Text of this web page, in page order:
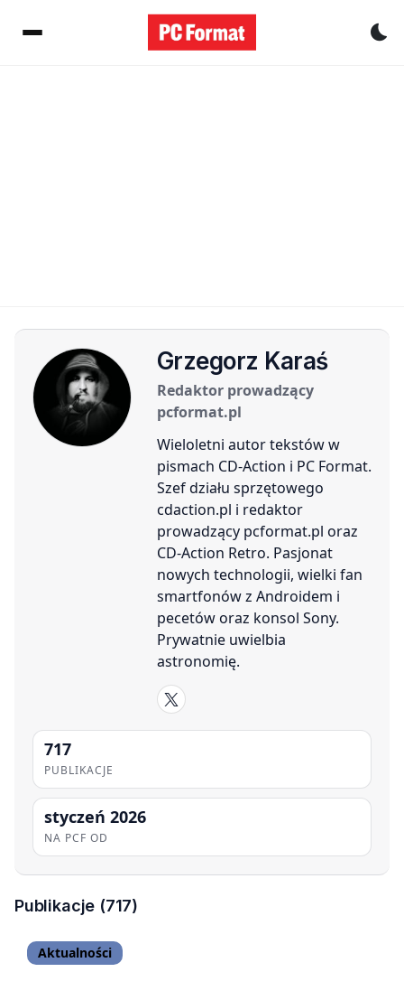
Grzegorz Karaś
Redaktor prowadzący
pcformat.pl
Wieloletni autor tekstów w
pismach CD-Action i PC Format.
Szef działu sprzętowego
cdaction.pl i redaktor
prowadzący pcformat.pl oraz
CD-Action Retro. Pasjonat
nowych technologii, wielki fan
smartfonów z Androidem i
pecetów oraz konsol Sony.
Prywatnie uwielbia
astronomię.
717
PUBLIKACJE
styczeń 2026
NA PCF OD
Publikacje (717)
Aktualności